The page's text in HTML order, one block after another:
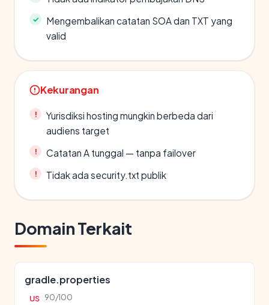
Mengembalikan catatan SOA dan TXT yang
valid
Kekurangan
Yurisdiksi hosting mungkin berbeda dari
audiens target
Catatan A tunggal — tanpa failover
Tidak ada security.txt publik
Domain Terkait
gradle.properties
US 90/100